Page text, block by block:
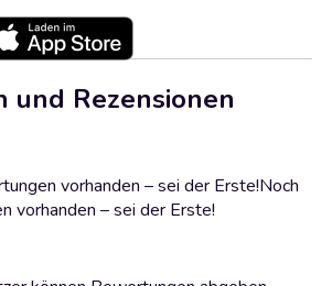
und Rezensionen
vorhanden – sei der Erste!Noch
vorhanden – sei der Erste!